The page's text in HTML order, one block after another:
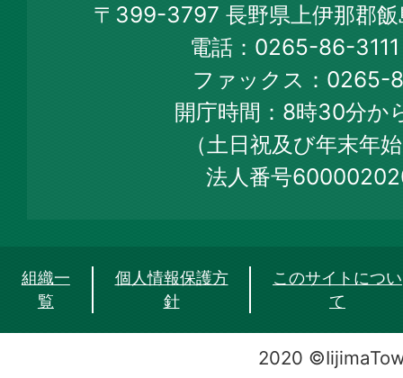
Town
Official
Web
Site
〒399-3797 長野県上伊那郡
電話：0265-86-
ファックス：0265-
開庁時間：8時30分か
（土日祝及び年末年
法人番号
組織一
覧
個人情報保護方
針
このサイトについ
て
2020